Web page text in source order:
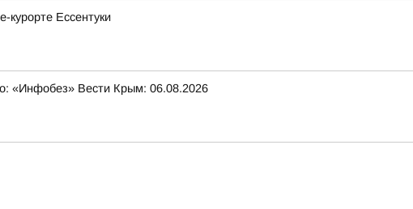
курорте Ессентуки
«Инфобез» Вести Крым: 06.08.2026